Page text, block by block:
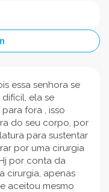
essa senhora se
ela se
fora , isso
do seu corpo, por
para sustentar
por uma cirurgia
por conta da
cirurgia, apenas
aceitou mesmo